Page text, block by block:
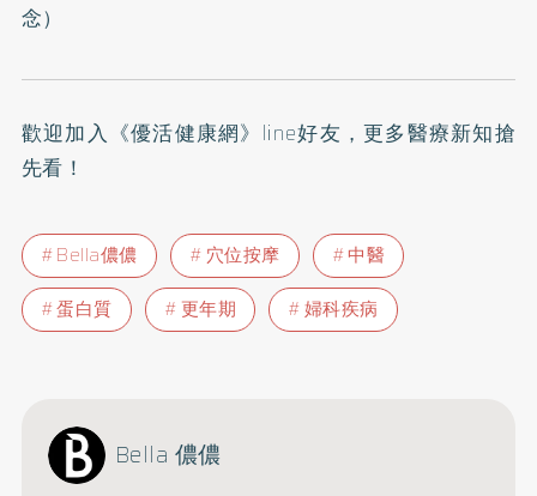
念）
歡迎加入 《優活健康網》line好友 ，更多醫療新知搶
先看！
Bella儂儂 穴位按摩
中醫
蛋白質
更年期 婦科疾病
Bella 儂儂